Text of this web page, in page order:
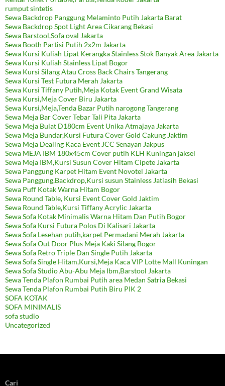
rumput sintetis
Sewa Backdrop Panggung Melaminto Putih Jakarta Barat
Sewa Backdrop Spot Light Area Cikarang Bekasi
Sewa Barstool,Sofa oval Jakarta
Sewa Booth Partisi Putih 2x2m Jakarta
Sewa Kursi Kuliah Lipat Kerangka Stainless Stok Banyak Area Jakarta
Sewa Kursi Kuliah Stainless Lipat Bogor
Sewa Kursi Silang Atau Cross Back Chairs Tangerang
Sewa Kursi Test Futura Merah Jakarta
Sewa Kursi Tiffany Putih,Meja Kotak Event Grand Wisata
Sewa Kursi,Meja Cover Biru Jakarta
Sewa Kursi,Meja,Tenda Bazar Putih narogong Tangerang
Sewa Meja Bar Cover Tebar Tali Pita Jakarta
Sewa Meja Bulat D180cm Event Unika Atmajaya Jakarta
Sewa Meja Bundar,Kursi Futura Cover Gold Cakung Jaktim
Sewa Meja Dealing Kaca Event JCC Senayan Jakpus
Sewa MEJA IBM 180x45cm Cover putih KLH Kuningan jaksel
Sewa Meja IBM,Kursi Susun Cover Hitam Cipete Jakarta
Sewa Panggung Karpet Hitam Event Novotel Jakarta
Sewa Panggung,Backdrop,Kursi susun Stainless Jatiasih Bekasi
Sewa Puff Kotak Warna Hitam Bogor
Sewa Round Table, Kursi Event Cover Gold Jaktim
Sewa Round Table,Kursi Tiffany Acrylic Jakarta
Sewa Sofa Kotak Minimalis Warna Hitam Dan Putih Bogor
Sewa Sofa Kursi Futura Polos Di Kalisari Jakarta
Sewa Sofa Lesehan putih,karpet Permadani Merah Jakarta
Sewa Sofa Out Door Plus Meja Kaki Silang Bogor
Sewa Sofa Retro Triple Dan Single Putih Jakarta
Sewa Sofa Single Hitam,Kursi,Meja Kaca VIP Lotte Mall Kuningan
Sewa Sofa Studio Abu-Abu Meja Ibm,Barstool Jakarta
Sewa Tenda Plafon Rumbai Putih area Medan Satria Bekasi
Sewa Tenda Plafon Rumbai Putih Biru PIK 2
SOFA KOTAK
SOFA MINIMALIS
sofa studio
Uncategorized
Cari